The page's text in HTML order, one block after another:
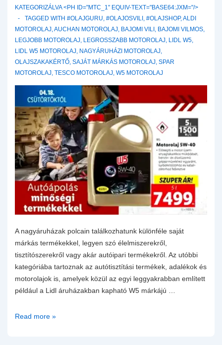
KATEGORIZÁLVA <PH ID="MTC_1" EQUIV-TEXT="BASE64:JXM="/>
TAGGED WITH #OLAJGURU, #OLAJOSVILI , #OLAJSHOP,ALDI
MOTOROLAJ,AUCHAN MOTOROLAJ, BAJOMI VILI , BAJOMI VILMOS,
LEGJOBB MOTOROLAJ, LEGROSSZABB MOTOROLAJ, LIDL W5,
LIDL W5 MOTOROLAJ, NAGYÁRUHÁZI MOTOROLAJ,
OLAJSZAKAKÉRTŐ, SAJÁT MÁRKÁS MOTOROLAJ, SPAR
MOTOROLAJ, TESCO MOTOROLAJ, W5 MOTOROLAJ
A nagyáruházak polcain találkozhatunk különféle saját
márkás termékekkel, legyen szó élelmiszerekről,
tisztítószerekről vagy akár autóipari termékekről. Az utóbbi
kategóriába tartoznak az autótisztítási termékek, adalékok és
motorolajok is, amelyek közül az egyi leggyakrabban említett
például a Lidl áruházakban kapható W5 márkájú …
Saját
Read more »